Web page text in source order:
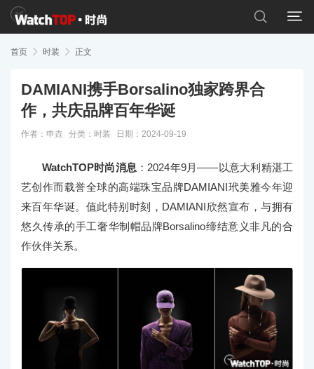


首页  时装  正文
DAMIANI携手Borsalino独家跨界合
作，共庆品牌百年华诞
作者：申垚 分类： 时装 日期：2024-09-19
WatchTOP时尚消息 ：2024年9月——以意大利精湛工
艺创作而载誉全球的高端珠宝品牌DAMIANI玳美雅今年迎
来百年华诞。值此特别时刻，DAMIANI欣然宣布，与拥有
悠久传承的手工奢华制帽品牌Borsalino缔结意义非凡的合
作伙伴关系。